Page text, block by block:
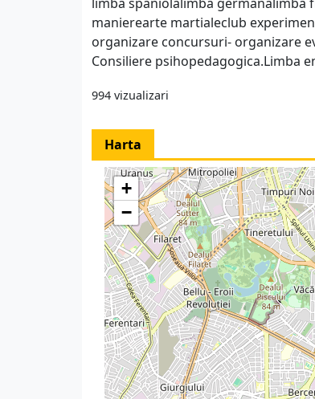
manierearte martialeclub
organizare concursuri- organizare
Consiliere psihopedagogica.Limba
994 vizualizari
Harta
+
−